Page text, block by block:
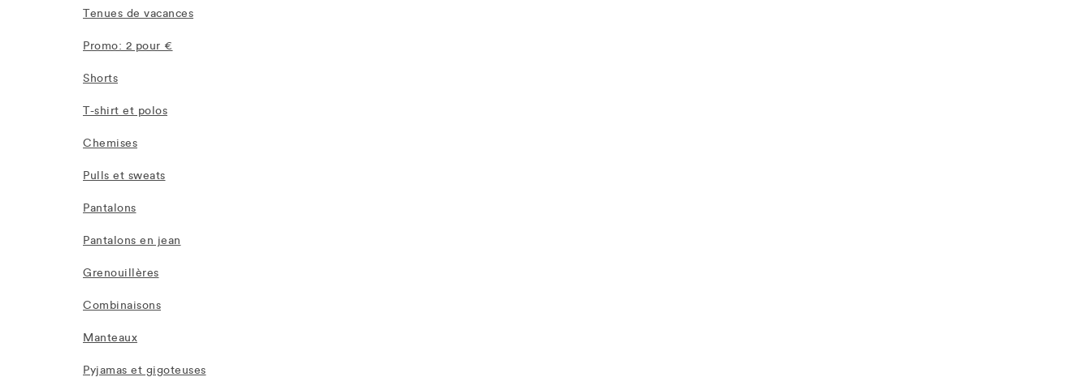
Tenues de vacances
Promo: 2 pour €
Shorts
T-shirt et polos
Chemises
Pulls et sweats
Pantalons
Pantalons en jean
Grenouillères
Combinaisons
Manteaux
Pyjamas et gigoteuses